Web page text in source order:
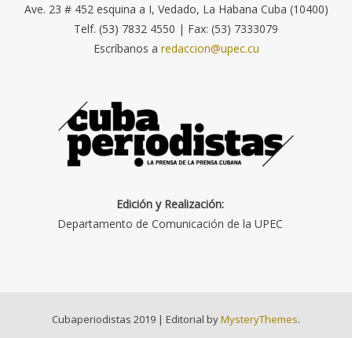
Ave. 23 # 452 esquina a I, Vedado, La Habana Cuba (10400)
Telf. (53) 7832 4550 | Fax: (53) 7333079
Escríbanos a redaccion@upec.cu
Edición y Realización:
Departamento de Comunicación de la UPEC
Cubaperiodistas 2019 | Editorial byMysteryThemes.